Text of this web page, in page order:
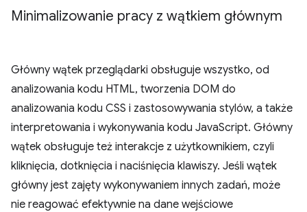
Minimalizowanie pracy z wątkiem głównym
Główny wątek przeglądarki obsługuje wszystko, od
analizowania kodu HTML, tworzenia DOM do
analizowania kodu CSS i zastosowywania stylów, a także
interpretowania i wykonywania kodu JavaScript. Główny
wątek obsługuje też interakcje z użytkownikiem, czyli
kliknięcia, dotknięcia i naciśnięcia klawiszy. Jeśli wątek
główny jest zajęty wykonywaniem innych zadań, może
nie reagować efektywnie na dane wejściowe